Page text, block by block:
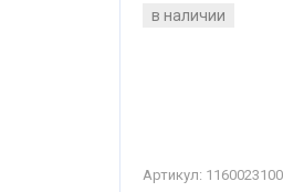
в наличии
Артикул: